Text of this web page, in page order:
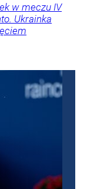
w meczu IV
Ukrainka